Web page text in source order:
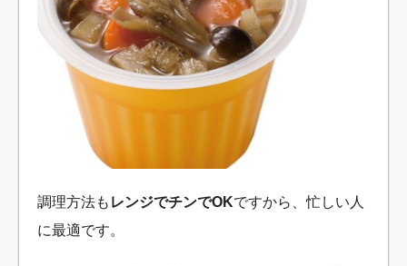
調理方法も レンジでチンでOKですから、忙しい人
に最適です。